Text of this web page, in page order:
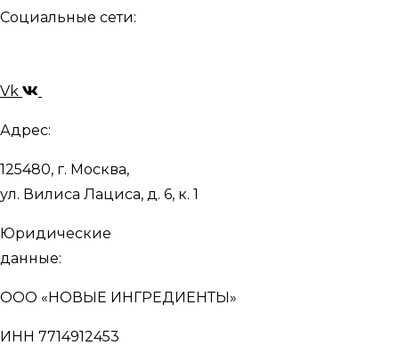
Социальные сети:
Vk
Адрес:
125480, г. Москва,
ул. Вилиса Лациса, д. 6, к. 1
Юридические
данные:
ООО «НОВЫЕ ИНГРЕДИЕНТЫ»
ИНН 7714912453